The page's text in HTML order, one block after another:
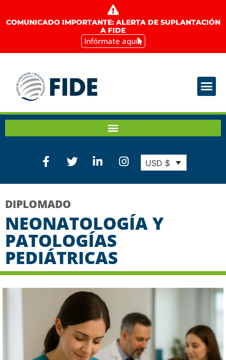
COMUNICADO IMPORTANTE: ALERTA DE SUPLANTACIÓN
A FIDE
Infórmate aquí
USD $
DIPLOMADO
NEONATOLOGÍA Y
PATOLOGÍAS
PEDIÁTRICAS